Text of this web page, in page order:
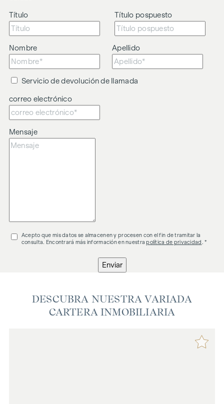
El agente actúa como doble intermediario.
Título Título pospuesto
Nombre Apellido
Servicio de devolución de llamada
correo electrónico
Mensaje
Acepto que mis datos se almacenen y procesen con el fin de tramitar la
consulta. Encontrará más información en nuestrapolítica de privacidad . *
Enviar
DESCUBRA NUESTRA VARIADA
CARTERA INMOBILIARIA